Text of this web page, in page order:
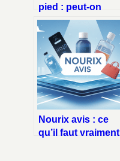
pied : peut-on
marcher
normalement ?
Nourix avis : ce
qu’il faut vraiment